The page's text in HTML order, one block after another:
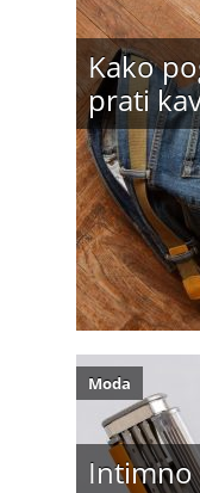
Kako
prati
Intimno
Moda